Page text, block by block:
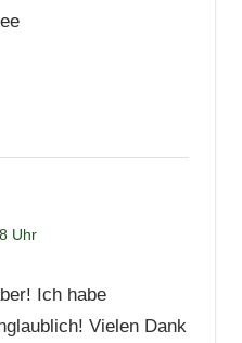
Uhr
Ich habe
Vielen Dank